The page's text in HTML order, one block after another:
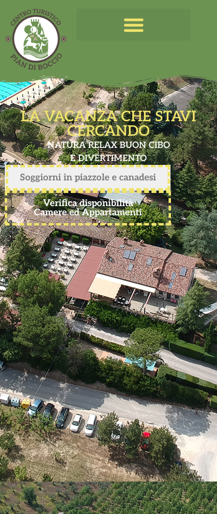
LA VACANZA CHE STAVI
CERCANDO
NATURA RELAX BUON CIBO
E DIVERTIMENTO
Soggiorni in piazzole e canadesi
Verifica disponibilità
Camere ed Appartamenti